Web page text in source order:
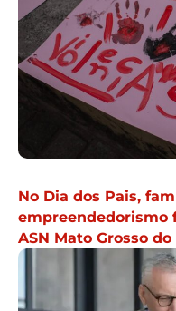
No Dia dos Pais,
empreendedorismo
ASN Mato Grosso do